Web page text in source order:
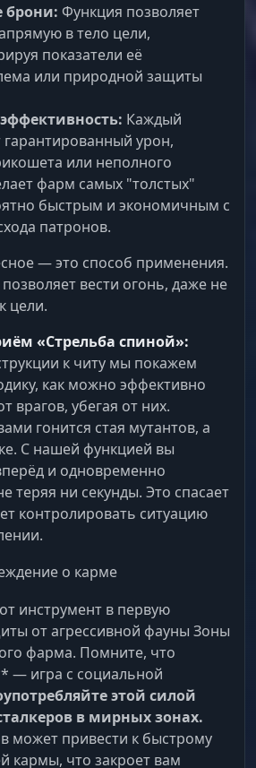
брони: Функция позволяет
в тело цели,
показатели её
или природной защиты
Каждый
гарантированный урон,
или неполного
фарм самых "толстых"
быстрым и экономичным с
патронов.
— это способ применения.
вести огонь, даже не
цели.
«Стрельба спиной»:
к читу мы покажем
как можно эффективно
врагов, убегая от них.
гонится стая мутантов, а
С нашей функцией вы
и одновременно
теряя ни секунды. Это спасает
контролировать ситуацию
о карме
инструмент в первую
от агрессивной фауны Зоны
фарма. Помните, что
— игра с социальной
этой силой
в мирных зонах.
может привести к быстрому
кармы, что закроет вам